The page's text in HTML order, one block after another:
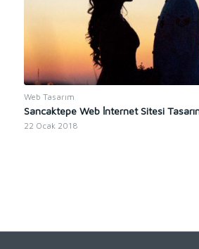
Web Tasarım
Sancaktepe Web İnternet Sitesi
22 Ocak 2018